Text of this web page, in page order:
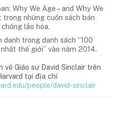
Why We Age – and Why We
trong những cuốn sách bán
lão hóa.
trong danh sách “100
thế giới” vào năm 2014.
Giáo sư David Sinclair trên
tại địa chỉ
people/david-sinclair